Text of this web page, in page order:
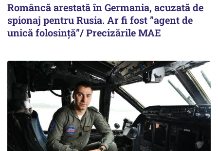
Româncă arestată în Germania, acuzată de
spionaj pentru Rusia. Ar fi fost ”agent de
unică folosință”/ Precizările MAE